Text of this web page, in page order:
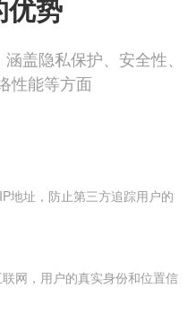
优势
盖隐私保护、安全性、
性能等方面
地址，防止第三方追踪用户的
网，用户的真实身份和位置信